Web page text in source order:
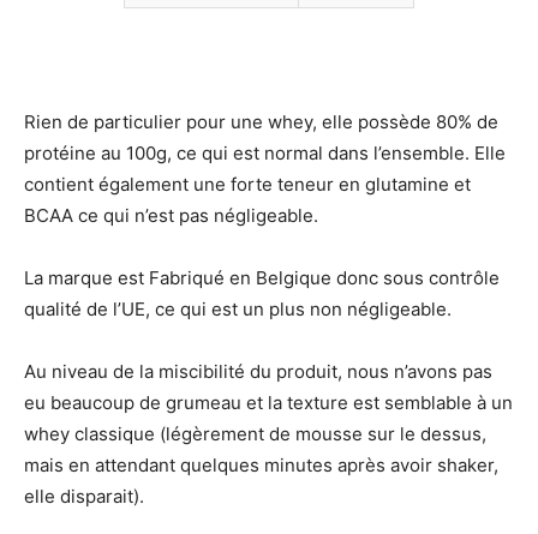
Rien de particulier pour une whey, elle possède 80% de
protéine au 100g, ce qui est normal dans l’ensemble. Elle
contient également une forte teneur en glutamine et
BCAA ce qui n’est pas négligeable.
La marque est Fabriqué en Belgique donc sous contrôle
qualité de l’UE, ce qui est un plus non négligeable.
Au niveau de la miscibilité du produit, nous n’avons pas
eu beaucoup de grumeau et la texture est semblable à un
whey classique (légèrement de mousse sur le dessus,
mais en attendant quelques minutes après avoir shaker,
elle disparait).